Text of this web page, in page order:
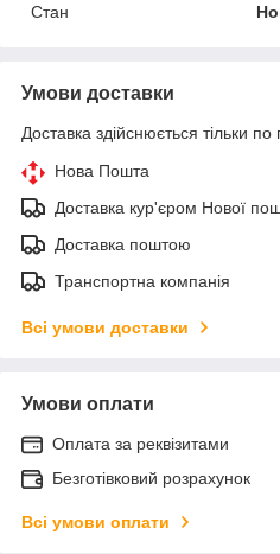
Стан
Умови доставки
Доставка здійснюється тільки по
Нова Пошта
Доставка кур'єром Нової
Доставка поштою
Транспортна компанія
Всі умови доставки
Умови оплати
Оплата за реквізитами
Безготівковий розрахунок
Всі умови оплати